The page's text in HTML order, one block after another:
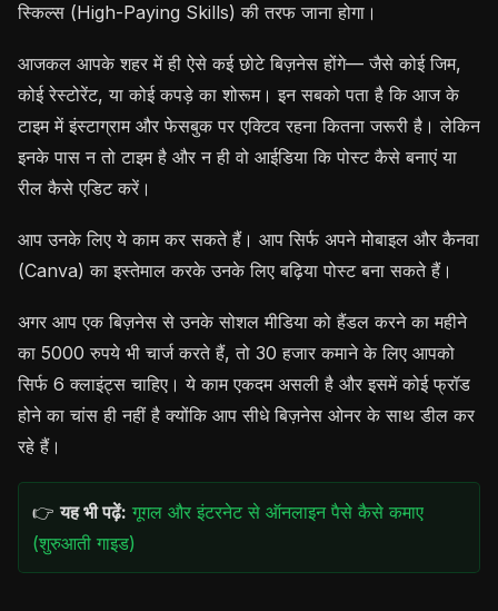
स्किल्स (High-Paying Skills) की तरफ जाना होगा।
आजकल आपके शहर में ही ऐसे कई छोटे बिज़नेस होंगे— जैसे कोई जिम,
कोई रेस्टोरेंट, या कोई कपड़े का शोरूम। इन सबको पता है कि आज के
टाइम में इंस्टाग्राम और फेसबुक पर एक्टिव रहना कितना जरूरी है। लेकिन
इनके पास न तो टाइम है और न ही वो आईडिया कि पोस्ट कैसे बनाएं या
रील कैसे एडिट करें।
आप उनके लिए ये काम कर सकते हैं। आप सिर्फ अपने मोबाइल और कैनवा
(Canva) का इस्तेमाल करके उनके लिए बढ़िया पोस्ट बना सकते हैं।
अगर आप एक बिज़नेस से उनके सोशल मीडिया को हैंडल करने का महीने
का 5000 रुपये भी चार्ज करते हैं, तो 30 हजार कमाने के लिए आपको
सिर्फ 6 क्लाइंट्स चाहिए। ये काम एकदम असली है और इसमें कोई फ्रॉड
होने का चांस ही नहीं है क्योंकि आप सीधे बिज़नेस ओनर के साथ डील कर
रहे हैं।
👉यह भी पढ़ें: गूगल और इंटरनेट से ऑनलाइन पैसे कैसे कमाए
(शुरुआती गाइड)